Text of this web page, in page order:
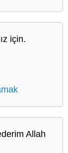
için.
Allah